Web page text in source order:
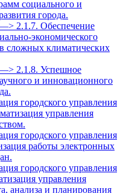
социального и
города.
2.1.7. Обеспечение
экономического
сложных климатических
2.1.8. Успешное
и инновационного
городского управления
управления
городского управления
работы электронных
городского управления
управления
анализа и планирования